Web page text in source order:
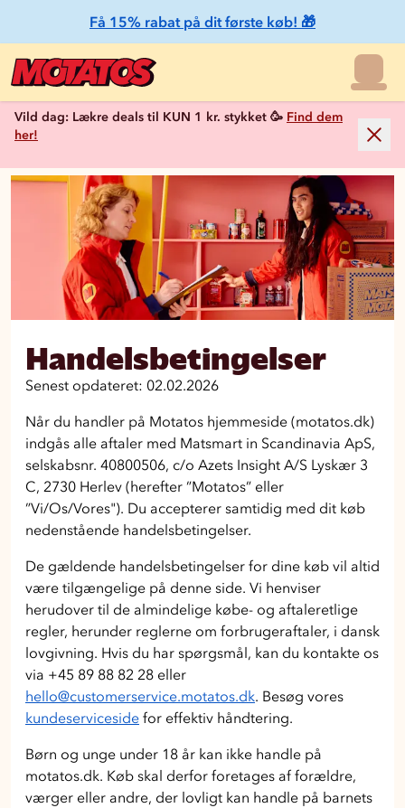
Få 15% rabat på dit første køb! 🎁
Vild dag: Lækre deals til KUN 1 kr. stykket 🥳 Find dem
her!
Handelsbetingelser
Senest opdateret: 02.02.2026
Når du handler på Motatos hjemmeside (motatos.dk)
indgås alle aftaler med Matsmart in Scandinavia ApS,
selskabsnr. 40800506, c/o Azets Insight A/S Lyskær 3
C, 2730 Herlev (herefter ”Motatos” eller
”Vi/Os/Vores"). Du accepterer samtidig med dit køb
nedenstående handelsbetingelser.
De gældende handelsbetingelser for dine køb vil altid
være tilgængelige på denne side. Vi henviser
herudover til de almindelige købe- og aftaleretlige
regler, herunder reglerne om forbrugeraftaler, i dansk
lovgivning. Hvis du har spørgsmål, kan du kontakte os
via +45 89 88 82 28 eller
hello@customerservice.motatos.dk. Besøg vores
kundeserviceside for effektiv håndtering.
Børn og unge under 18 år kan ikke handle på
motatos.dk. Køb skal derfor foretages af forældre,
værger eller andre, der lovligt kan handle på barnets